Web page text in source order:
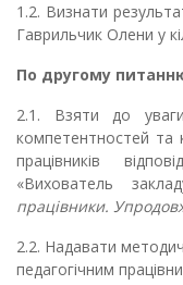
1.2. Визнати
Гаврильчик Олени у
По другому
2.1. Взяти до
компетентностей та
працівників
«Вихователь
працівники.
2.2. Надавати
педагогічним